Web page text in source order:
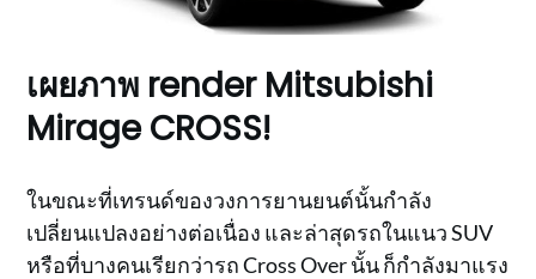
เผยภาพ render Mitsubishi
Mirage CROSS!
ในขณะที่เทรนด์ของวงการยานยนต์นั้นกำลัง
เปลี่ยนแปลงอย่างต่อเนื่อง และล่าสุดรถในแนว SUV
หรือที่บางคนเรียกว่ารถ Cross Over นั้น ก็กำลังมาแรง